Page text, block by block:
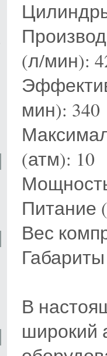
(л/мин):
мин): 340
(атм): 10
Питание
Вес
В
широкий